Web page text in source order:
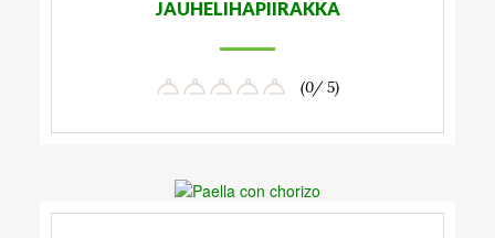
JAUHELIHAPIIRAKKA
(0/ 5)